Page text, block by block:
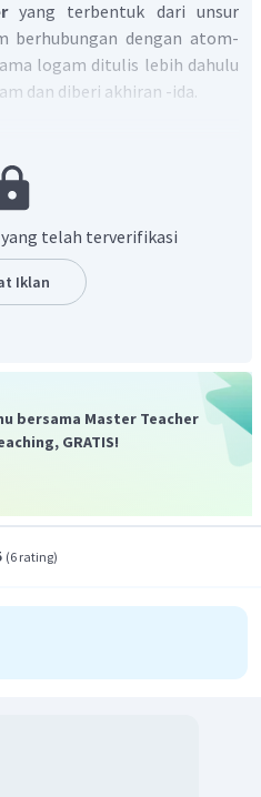
yang terbentuk dari unsur
berhubungan dengan atom-
logam ditulis lebih dahulu
dan diberi akhiran -ida.
yang telah terverifikasi
Iklan
bersama Master Teacher
GRATIS!
(6 rating)